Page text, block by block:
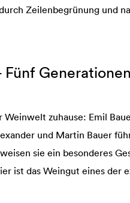
Zeilenbegrünung und
Fünf
zuhause: Emil
und Martin Bauer
sie ein besonderes
ist das Weingut eines der